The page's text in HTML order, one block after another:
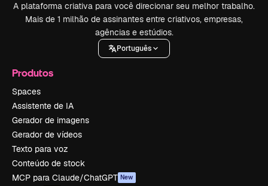
A plataforma criativa para você direcionar seu melhor trabalho.
Mais de 1 milhão de assinantes entre criativos, empresas,
agências e estúdios.
Português
Produtos
Spaces
Assistente de IA
Gerador de imagens
Gerador de vídeos
Texto para voz
Conteúdo de stock
MCP para Claude/ChatGPT New